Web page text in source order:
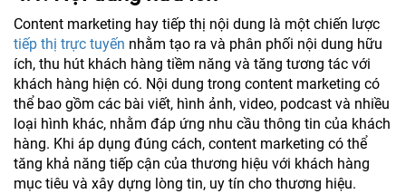
Content marketing hay tiếp thị nội dung là một chiến lược
tiếp thị trực tuyến nhằm tạo ra và phân phối nội dung hữu
ích, thu hút khách hàng tiềm năng và tăng tương tác với
khách hàng hiện có. Nội dung trong content marketing có
thể bao gồm các bài viết, hình ảnh, video, podcast và nhiều
loại hình khác, nhằm đáp ứng nhu cầu thông tin của khách
hàng. Khi áp dụng đúng cách, content marketing có thể
tăng khả năng tiếp cận của thương hiệu với khách hàng
mục tiêu và xây dựng lòng tin, uy tín cho thương hiệu.